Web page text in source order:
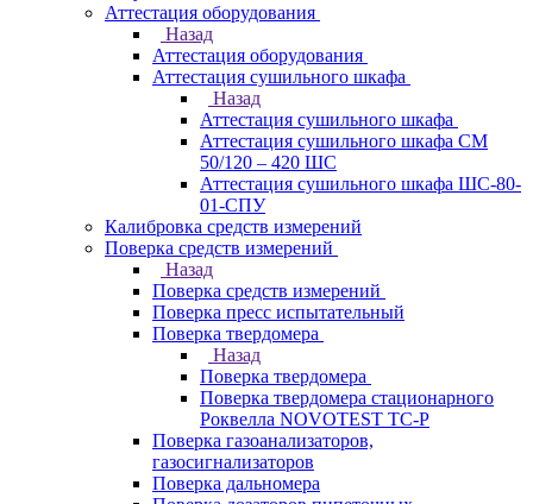
Аттестация оборудования
Назад
Аттестация оборудования
Аттестация сушильного шкафа
Назад
Аттестация сушильного шкафа
Аттестация сушильного шкафа СМ
50/120 – 420 ШС
Аттестация сушильного шкафа ШС-80-
01-СПУ
Калибровка средств измерений
Поверка средств измерений
Назад
Поверка средств измерений
Поверка пресс испытательный
Поверка твердомера
Назад
Поверка твердомера
Поверка твердомера стационарного
Роквелла NOVOTEST TС-Р
Поверка газоанализаторов,
газосигнализаторов
Поверка дальномера